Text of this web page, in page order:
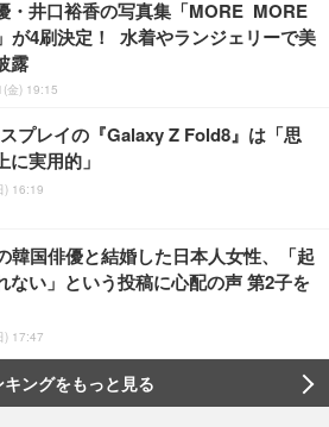
・井口裕香の写真集「MORE MORE
が4刷決定！ 水着やランジェリーで美
露
金) 19:15
プレイの『Galaxy Z Fold8』は「思
に実用的」
) 16:19
韓国俳優と結婚した日本人女性、「起
ない」という投稿に心配の声 第2子を
) 17:47
キングをもっと見る